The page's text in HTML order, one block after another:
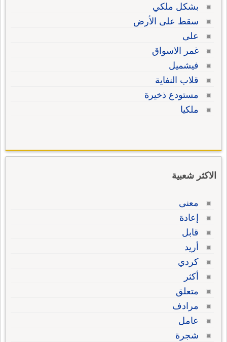
بشكل ملكي
سقط على الأرض
على
غمر الاسواق
فيشميل
قلاب النفاية
مستودع ذخيرة
ملكيا
الاكثر شعبية
معنى
إعادة
قابل
أريد
كردي
أكثر
متعلق
مرادف
عامل
شجرة